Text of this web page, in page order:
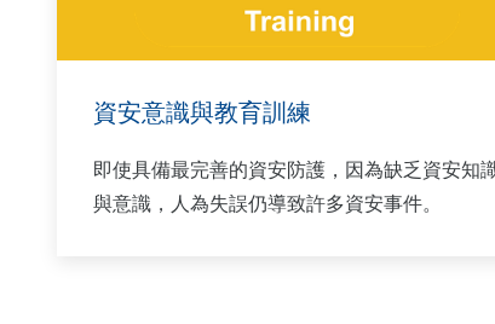
資安意識與教育訓練
即使具備最完善的資安防護，因為缺乏資安知
與意識，人為失誤仍導致許多資安事件。